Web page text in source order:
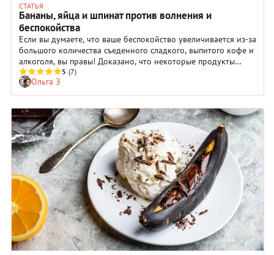
СТАТЬЯ
Бананы, яйца и шпинат против волнения и
беспокойства
Если вы думаете, что ваше беспокойство увеличивается из-за
большого количества съеденного сладкого, выпитого кофе и
алкоголя, вы правы! Доказано, что некоторые продукты
могут вызывать приступы атаки, а другие наоборот -
отлично справляются с тревогой и волнением.
5 (7)
Ольга З